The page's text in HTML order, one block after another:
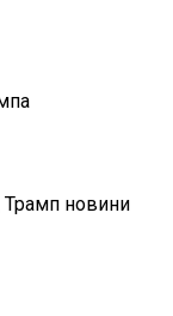
Трамп новини